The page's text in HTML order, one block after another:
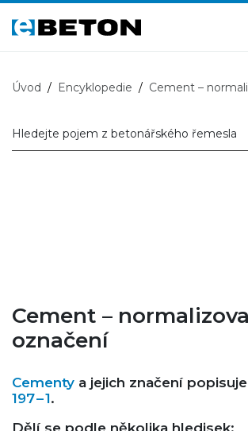
Úvod Encyklopedie Cement –
Hledejte pojem z betonářského
Hledejte pojem z betonářského řemesla
Cement –
označení
Cementy a jejich značení popisuje
197 – 1.